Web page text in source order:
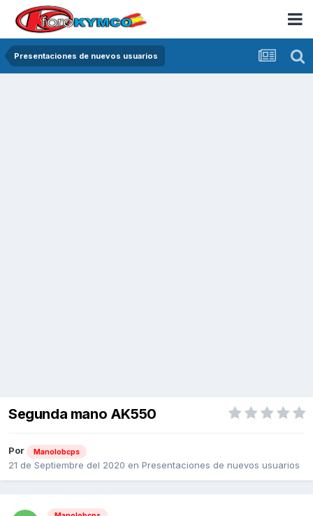
Presentaciones de nuevos usuarios
Segunda mano AK550
Por Manolobcps
21 de Septiembre del 2020 en Presentaciones de nuevos usuarios